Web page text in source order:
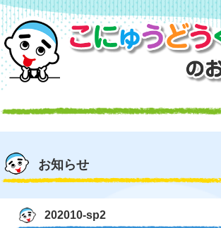
お知らせ
202010-sp2